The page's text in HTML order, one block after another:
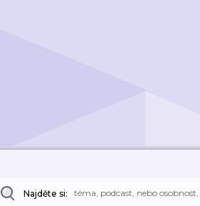
Najděte si: